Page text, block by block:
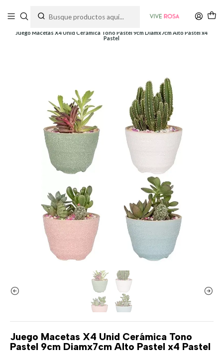
Juego Macetas X4 Unid Cerámica Tono Pastel 9cm Diamx7cm Alto Pastel x4
Pastel
Juego Macetas X4 Unid Cerámica Tono
Pastel 9cm Diamx7cm Alto Pastel x4 Pastel